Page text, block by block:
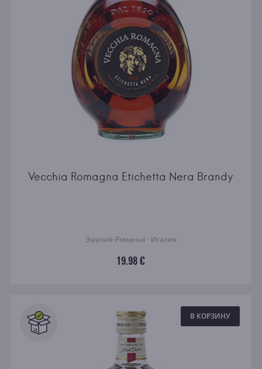
Vecchia Romagna Etichetta Nera Brandy
Эмилия-Романья · Италия
19.98 €
В КОРЗИНУ